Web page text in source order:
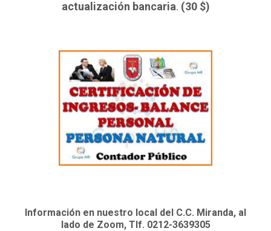
actualización bancaria. (30 $)
Información en nuestro local del C.C. Miranda, al
lado de Zoom, Tlf. 0212-3639305